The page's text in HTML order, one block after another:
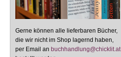
Gerne können alle lieferbaren Bücher,
die wir nicht im Shop lagernd haben,
per Email an buchhandlung@chicklit.at